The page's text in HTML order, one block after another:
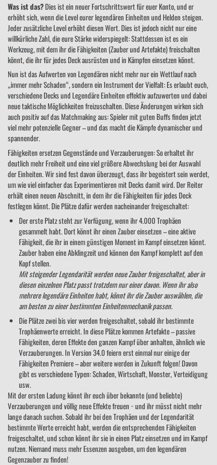
Was ist das?Dies ist ein neuer Fortschrittswert für euer Konto, und er
erhöht sich, wenn die Level eurer legendären Einheiten und Helden steigen.
Jeder zusätzliche Level erhöht diesen Wert. Dies ist jedoch nicht nur eine
willkürliche Zahl, die eure Stärke widerspiegelt: Stattdessen ist es ein
Werkzeug, mit dem ihr die Fähigkeiten (Zauber und Artefakte) freischalten
könnt, die ihr für jedes Deck ausrüsten und in Kämpfen einsetzen könnt.
Nun ist das Aufwerten von Legendären nicht mehr nur ein Wettlauf nach
„immer mehr Schaden“, sondern ein Instrument der Vielfalt: Es erlaubt euch,
verschiedene Decks und Legendäre Einheiten effektiv aufzuwerten und dabei
neue taktische Möglichkeiten freizuschalten. Diese Änderungen wirken sich
auch positiv auf das Matchmaking aus: Spieler mit guten Buffs finden jetzt
viel mehr potenzielle Gegner – und das macht die Kämpfe dynamischer und
spannender.
Fähigkeiten ersetzen Gegenstände und Verzauberungen: So erhaltet ihr
deutlich mehr Freiheit und eine viel größere Abwechslung bei der Auswahl
der Einheiten. Wir sind fest davon überzeugt, dass ihr begeistert sein werdet,
um wie viel einfacher das Experimentieren mit Decks damit wird. Der Reiter
erhält einen neuen Abschnitt, in dem ihr die Fähigkeiten für jedes Deck
festlegen könnt. Die Plätze dafür werden nacheinander freigeschaltet:
Der erste Platz steht zur Verfügung, wenn ihr 4.000 Trophäen
gesammelt habt. Dort könnt ihr einen Zauber einsetzen – eine aktive
Fähigkeit, die ihr in einem günstigen Moment im Kampf einsetzen könnt.
Zauber haben eine Abklingzeit und können den Kampf komplett auf den
Kopf stellen.
Mit steigender Legendarität werden neue Zauber freigeschaltet, aber in
diesen einzelnen Platz passt trotzdem nur einer davon. Wenn ihr also
mehrere legendäre Einheiten habt, könnt ihr die Zauber auswählen, die
am besten zu einer bestimmten Einheitenmechanik passen.
Die Plätze zwei bis vier werden freigeschaltet, sobald ihr bestimmte
Trophäenwerte erreicht. In diese Plätze kommen Artefakte – passive
Fähigkeiten, deren Effekte den ganzen Kampf über anhalten, ähnlich wie
Verzauberungen. In Version 34.0 feiern erst einmal nur einige der
Fähigkeiten Premiere – aber weitere werden in Zukunft folgen! Davon
gibt es verschiedene Typen: Schaden, Wirtschaft, Monster, Verteidigung
usw.
Mit der ersten Ladung könnt ihr euch über bekannte (und beliebte)
Verzauberungen und völlig neue Effekte freuen − und ihr müsst nicht mehr
lange danach suchen. Sobald ihr bei den Trophäen und der Legendarität
bestimmte Werte erreicht habt, werden die entsprechenden Fähigkeiten
freigeschaltet, und schon könnt ihr sie in einen Platz einsetzen und im Kampf
nutzen. Niemand muss mehr Essenzen ausgeben, um den legendären
Gegenzauber zu finden!